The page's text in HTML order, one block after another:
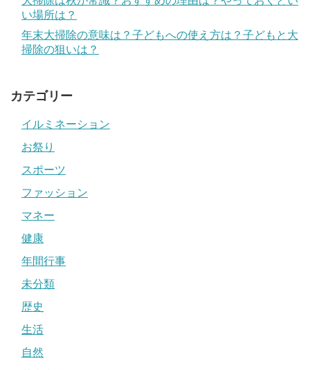
い場所は？
年末大掃除の意味は？子どもへの使え方は？子どもと大
掃除の狙いは？
カテゴリー
イルミネーション
お祭り
スポーツ
ファッション
マネー
健康
年間行事
未分類
歴史
生活
自然